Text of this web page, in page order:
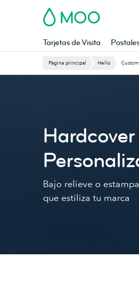
MOO
Tarjetas de Visita
Página principal Hello
Bajo relieve o
que estiliza tu marca